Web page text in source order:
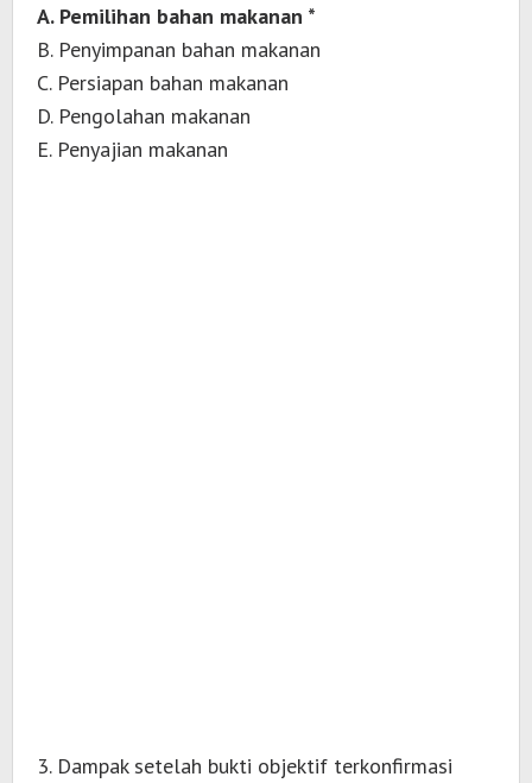
A. Pemilihan bahan makanan *
B. Penyimpanan bahan makanan
C. Persiapan bahan makanan
D. Pengolahan makanan
E. Penyajian makanan
3. Dampak setelah bukti objektif terkonfirmasi